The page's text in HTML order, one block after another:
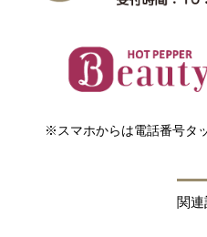
※スマホからは電話番号タ
関